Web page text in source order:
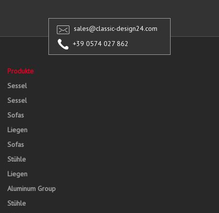
sales@classic-design24.com
+39 0574 027 862
Produkte
Sessel
Sessel
Sofas
Liegen
Sofas
Stühle
Liegen
Aluminum Group
Stühle